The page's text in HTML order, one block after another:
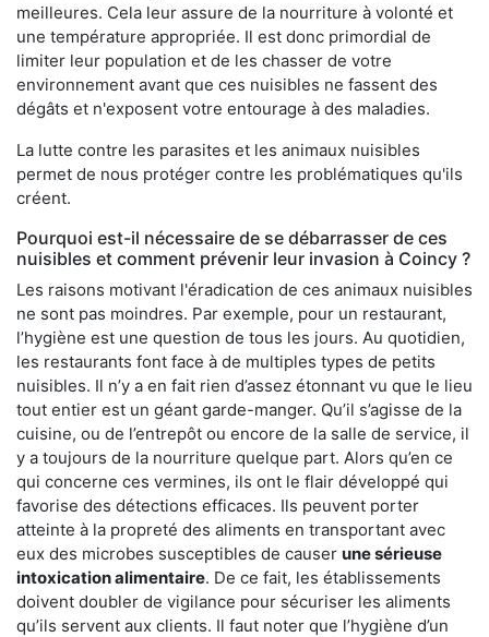
meilleures. Cela leur assure de la nourriture à volonté et
une température appropriée. Il est donc primordial de
limiter leur population et de les chasser de votre
environnement avant que ces nuisibles ne fassent des
dégâts et n'exposent votre entourage à des maladies.
La lutte contre les parasites et les animaux nuisibles
permet de nous protéger contre les problématiques qu'ils
créent.
Pourquoi est-il nécessaire de se débarrasser de ces
nuisibles et comment prévenir leur invasion à Coincy ?
Les raisons motivant l'éradication de ces animaux nuisibles
ne sont pas moindres. Par exemple, pour un restaurant,
l’hygiène est une question de tous les jours. Au quotidien,
les restaurants font face à de multiples types de petits
nuisibles. Il n’y a en fait rien d’assez étonnant vu que le lieu
tout entier est un géant garde-manger. Qu’il s’agisse de la
cuisine, ou de l’entrepôt ou encore de la salle de service, il
y a toujours de la nourriture quelque part. Alors qu’en ce
qui concerne ces vermines, ils ont le flair développé qui
favorise des détections efficaces. Ils peuvent porter
atteinte à la propreté des aliments en transportant avec
eux des microbes susceptibles de causer une sérieuse
intoxication alimentaire. De ce fait, les établissements
doivent doubler de vigilance pour sécuriser les aliments
qu’ils servent aux clients. Il faut noter que l’hygiène d’un